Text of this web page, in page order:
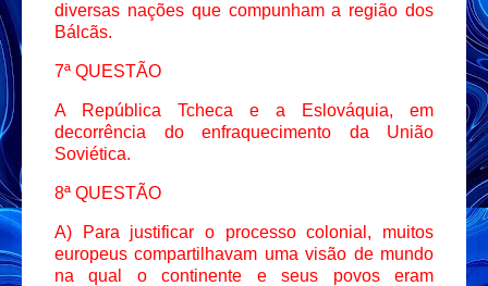
diversas nações que compunham a região dos
Bálcãs.
7ª QUESTÃO
A República Tcheca e a Eslováquia, em
decorrência do enfraquecimento da União
Soviética.
8ª QUESTÃO
A)
Para justificar o processo colonial, muitos
europeus compartilhavam uma visão de mundo
na qual o continente e seus povos eram